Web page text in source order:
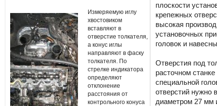
Измеряемую иглу
хвостовиком
вставляют в
отверстие толкателя,
а конус иглы
направляют в фаску
толкателя. По
стрелке индикатора
определяют
отклонение
расстояния от
контрольного конуса
плоскости
крепежных
высокая
установочных
головок и
Отверстия под
расточном
специальной
отверстий нужно
диаметром 27 мм